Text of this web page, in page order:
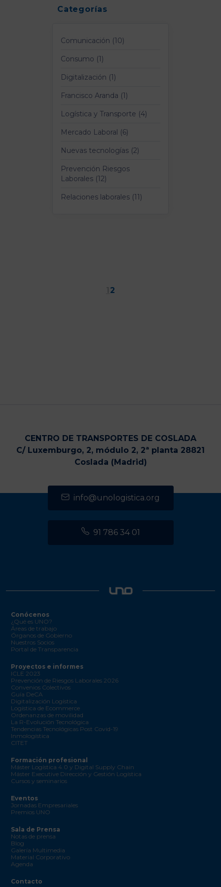
Categorías
Comunicación (10)
Consumo (1)
Digitalización (1)
Francisco Aranda (1)
Logística y Transporte (4)
Mercado Laboral (6)
Nuevas tecnologías (2)
Prevención Riesgos
Laborales (12)
Relaciones laborales (11)
Paginación
2
CENTRO DE TRANSPORTES DE COSLADA
C/ Luxemburgo, 2, módulo 2, 2ª planta 28821
Coslada (Madrid)
info@unologistica.org
91 786 34 01
Conócenos
¿Qué es UNO?
Áreas de trabajo
Órganos de Gobierno
Nuestros Socios
Portal de Transparencia
Proyectos e informes
ICLE 2023
Prevención de Riesgos Laborales 2026
Convenios Colectivos
Guía DeCA
Digitalización Logística
Logística de Ecommerce
Ordenanzas de movilidad
La R-Evolución Tecnológica
Tendencias Tecnológicas Post Covid-19
Inmologística
CITET
Formación profesional
Máster Logística 4.0 y Digital Supply Chain
Máster Executive Dirección y Gestión Logística
Cursos y seminarios
Eventos
Jornadas Empresariales
Premios UNO
Sala de Prensa
Notas de prensa
Blog
Galería Multimedia
Material Corporativo
Agenda
Contacto